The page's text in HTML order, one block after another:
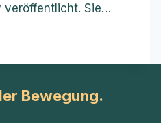
veröffentlicht. Sie…
Bewegung.